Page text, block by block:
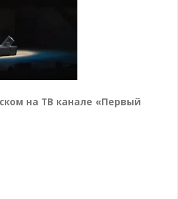
на ТВ канале «Первый